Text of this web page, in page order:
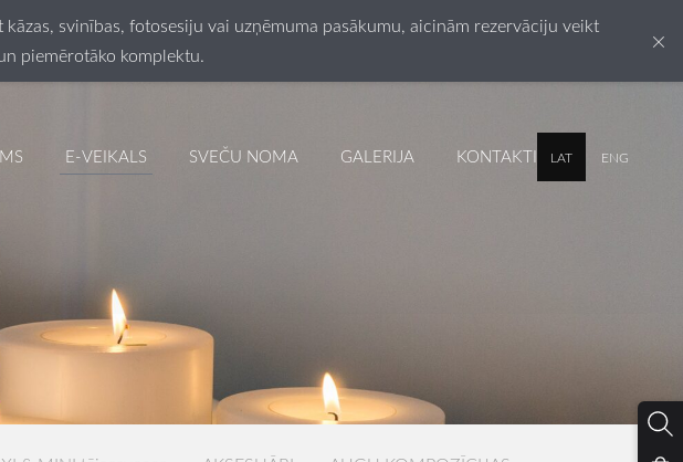
svinības, fotosesiju vai uzņēmuma pasākumu, aicinām rezervāciju veikt
piemērotāko komplektu.
×
E-VEIKALS SVEČU NOMA GALERIJA KONTAKTI LAT ENG